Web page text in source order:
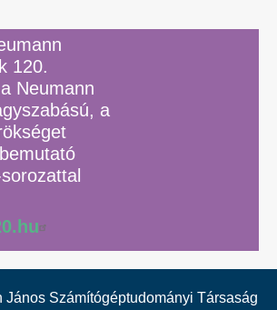
120.
Neumann
a
Számítógéptudományi Társaság